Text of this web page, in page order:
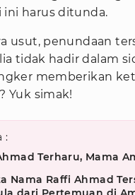
ini harus ditunda.
usut, penundaan
tidak hadir dalam
memberikan
Yuk simak!
:
Terharu, Mama
Nama Raffi Ahmad